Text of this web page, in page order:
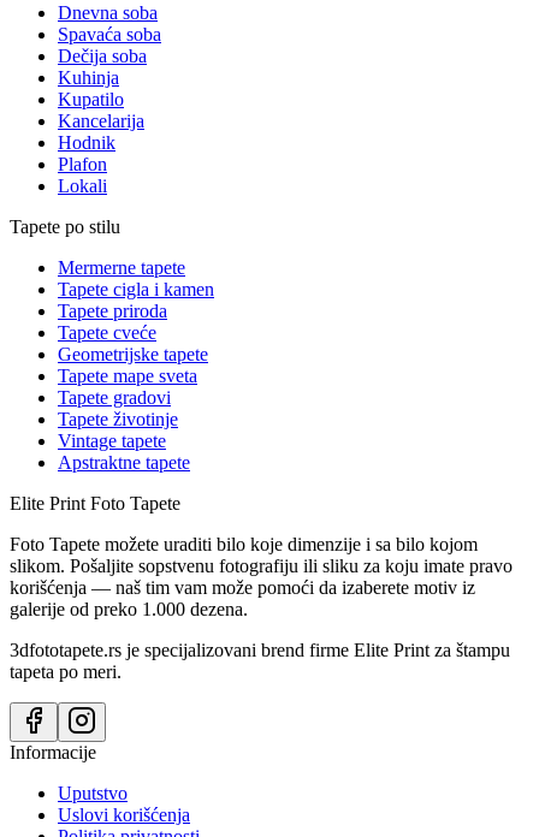
Dnevna soba
Spavaća soba
Dečija soba
Kuhinja
Kupatilo
Kancelarija
Hodnik
Plafon
Lokali
Tapete po stilu
Mermerne tapete
Tapete cigla i kamen
Tapete priroda
Tapete cveće
Geometrijske tapete
Tapete mape sveta
Tapete gradovi
Tapete životinje
Vintage tapete
Apstraktne tapete
Elite Print Foto Tapete
Foto Tapete možete uraditi bilo koje dimenzije i sa bilo kojom
slikom. Pošaljite sopstvenu fotografiju ili sliku za koju imate pravo
korišćenja — naš tim vam može pomoći da izaberete motiv iz
galerije od preko 1.000 dezena.
3dfototapete.rs je specijalizovani brend firme Elite Print za štampu
tapeta po meri.
Informacije
Uputstvo
Uslovi korišćenja